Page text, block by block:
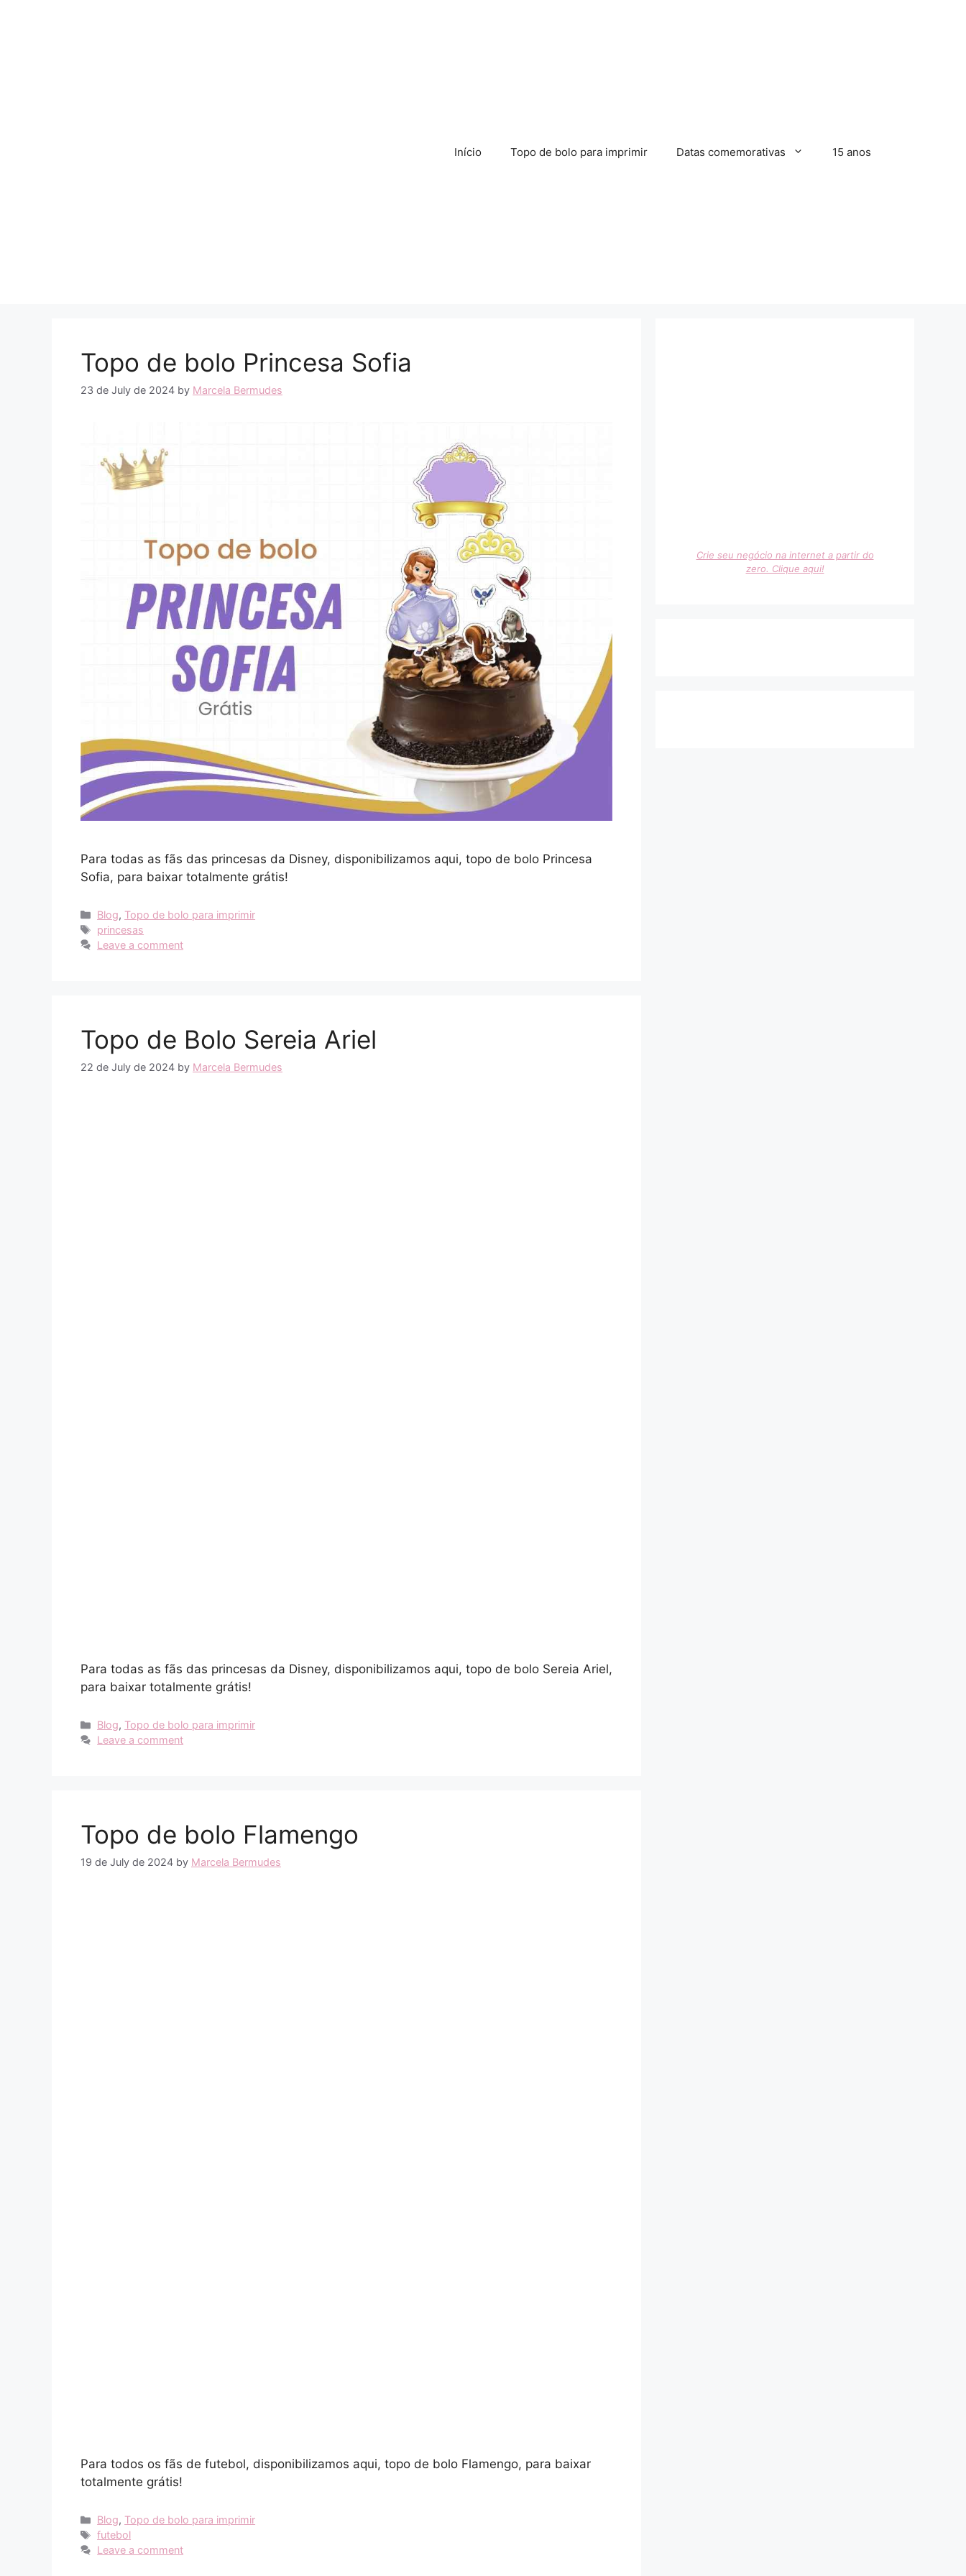
Início Topo de bolo para imprimir Datas comemorativas 15 anos
Topo de bolo Princesa Sofia
23 de July de 2024 by Marcela Bermudes
Para todas as fãs das princesas da Disney, disponibilizamos aqui, topo de bolo Princesa
Sofia, para baixar totalmente grátis!
Categories
Blog, Topo de bolo para imprimir
Tags
princesas
Leave a comment
Topo de Bolo Sereia Ariel
22 de July de 2024 by Marcela Bermudes
Para todas as fãs das princesas da Disney, disponibilizamos aqui, topo de bolo Sereia Ariel,
para baixar totalmente grátis!
Categories
Blog, Topo de bolo para imprimir
Leave a comment
Topo de bolo Flamengo
19 de July de 2024 by Marcela Bermudes
Para todos os fãs de futebol, disponibilizamos aqui, topo de bolo Flamengo, para baixar
totalmente grátis!
Categories
Blog, Topo de bolo para imprimir
Tags
futebol
Leave a comment
Crie seu negócio na internet a partir do
zero. Clique aqui!